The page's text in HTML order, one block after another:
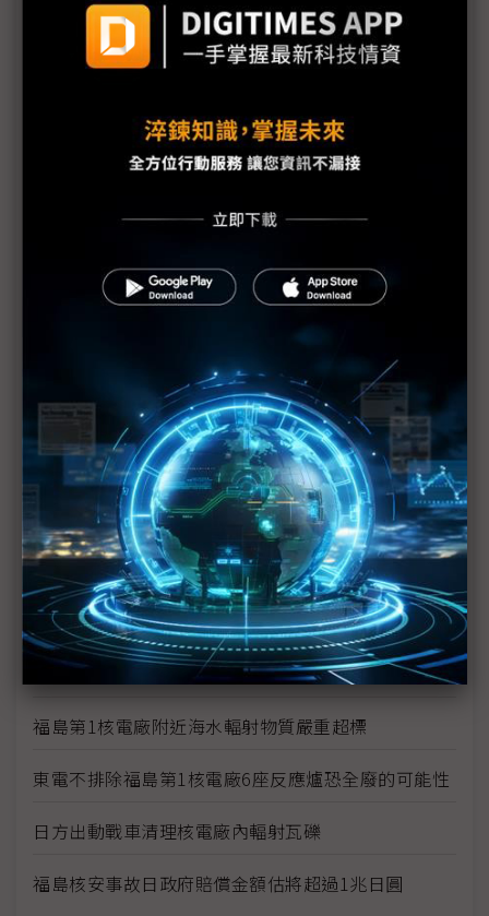
1號機核心恐損毀70% IAEA：日本核電廠情況仍非
東電：福島第1核電廠地下水受到污染
IAEA上修福島核電廠疏散區碘131數值
福島核電廠第1~4號反應爐將廢爐
福島核災沒完沒了 電廠周邊驗出鈽
1千萬倍輻射量搞烏龍 東電下修至10萬倍
福島1號核電廠1、2號爐污水出現輻射濃度超標
福島第1核電廠3號機傳有3名員工受輻射污染 2名送
醫
福島23日清晨發生規模5餘震 日方表示不影響福島
核電廠復原作業
日相菅直人說明福島第1核電廠反應爐現況
福島第1核電廠附近海水輻射物質嚴重超標
東電不排除福島第1核電廠6座反應爐恐全廢的可能性
日方出動戰車清理核電廠內輻射瓦礫
福島核安事故日政府賠償金額估將超過1兆日圓